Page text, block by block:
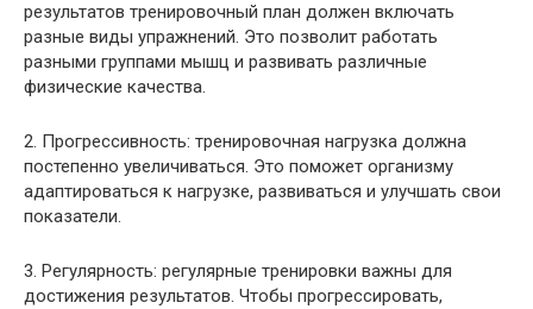
результатов тренировочный план должен включать
разные виды упражнений. Это позволит работать
разными группами мышц и развивать различные
физические качества.
2. Прогрессивность: тренировочная нагрузка должна
постепенно увеличиваться. Это поможет организму
адаптироваться к нагрузке, развиваться и улучшать свои
показатели.
3. Регулярность: регулярные тренировки важны для
достижения результатов. Чтобы прогрессировать,